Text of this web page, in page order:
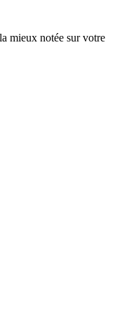
mieux notée sur votre